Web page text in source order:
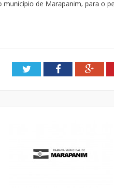
município de Marapanim, para o
TwitterFacebook